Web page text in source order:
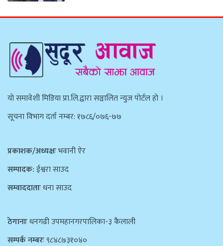
याे समावेशी मिडिया प्रा.लि.द्वारा सञ्चालित न्युज पाेर्टल हाे ।
सूचना विभाग दर्ता नम्बर: १७८६/०७६-७७
प्रकाशक/अध्यक्षःभवानी ऐर
सम्पादक:ईश्वरा साउद
सम्वाददाताःधना साउद
ठेगानाःधनगढी उपमहानगरपालिका-३ कैलाली
सम्पर्क नम्बरः९८४८७३१०४०